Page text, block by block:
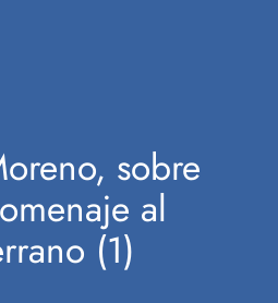
sobre
al
(1)